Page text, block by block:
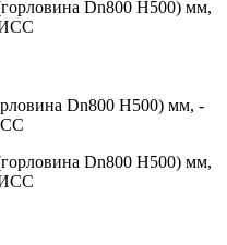
Dn800 H500) мм, -